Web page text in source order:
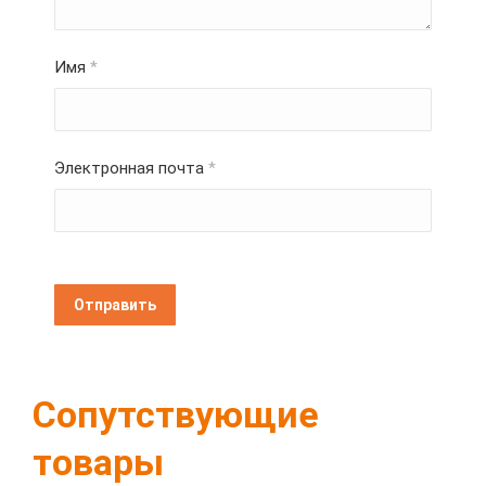
Имя *
Электронная почта *
Сопутствующие
товары